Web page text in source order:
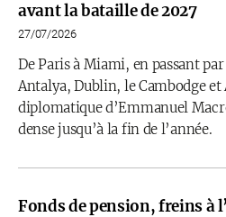
avant la bataille de 2027
27/07/2026
De Paris à Miami, en passant
Antalya, Dublin, le Cambodge
diplomatique d’Emmanuel
dense jusqu’à la fin de l’année.
Fonds de pension, freins à